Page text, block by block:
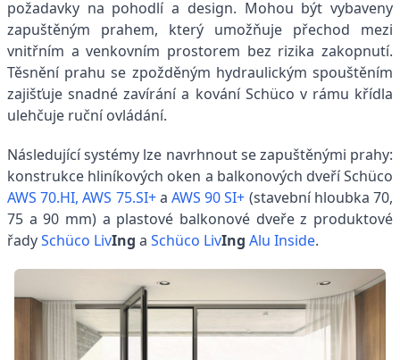
požadavky na pohodlí a design. Mohou být vybaveny
zapuštěným prahem, který umožňuje přechod mezi
vnitřním a venkovním prostorem bez rizika zakopnutí.
Těsnění prahu se zpožděným hydraulickým spouštěním
zajišťuje snadné zavírání a kování Schüco v rámu křídla
ulehčuje ruční ovládání.
Následující systémy lze navrhnout se zapuštěnými prahy:
konstrukce hliníkových oken a balkonových dveří Schüco
AWS 70.HI, AWS 75.SI+aAWS 90 SI+ (stavební hloubka 70,
75 a 90 mm) a plastové balkonové dveře z produktové
řadySchüco LivIng a Schüco LivIng Alu Inside.